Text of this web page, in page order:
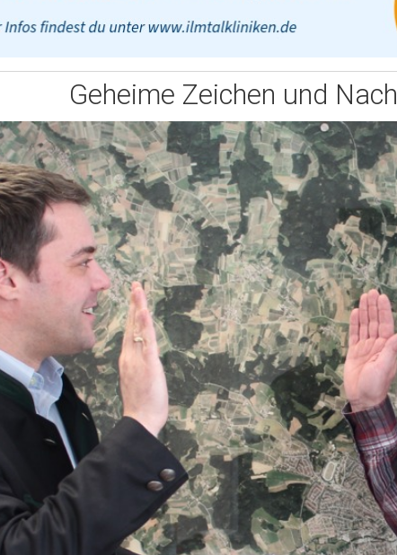
Geheime Zeichen und